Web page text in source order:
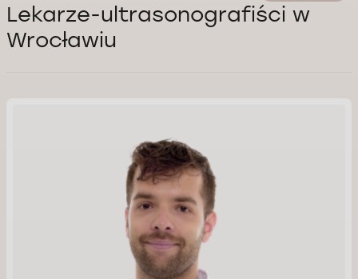
Lekarze-ultrasonografiści w
Wrocławiu